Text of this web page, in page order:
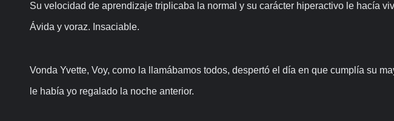
Su velocidad de aprendizaje triplicaba la normal y su carácter hiperactivo le hacía
Ávida y voraz. Insaciable.
Vonda Yvette, Voy, como la llamábamos todos, despertó el día en que cumplía su
le había yo regalado la noche anterior.